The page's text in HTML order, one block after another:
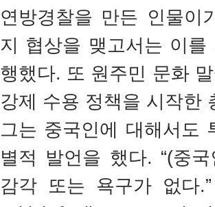
연방경찰을 만든 인물이
지 협상을 맺고서는 이
행했다. 또 원주민 문화
강제 수용 정책을 시작한
그는 중국인에 대해서도
별적 발언을 했다. “(중
감각 또는 욕구가 없다